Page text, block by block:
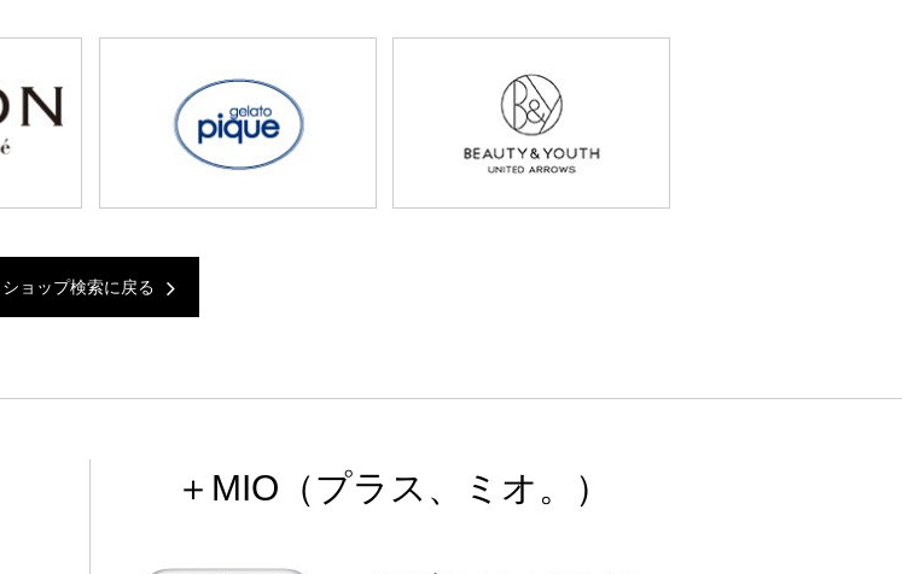
ショップ検索に戻る
＋MIO （プラス、ミオ。）